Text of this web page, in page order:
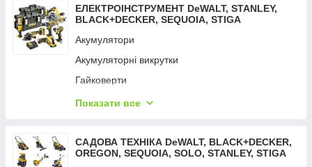
ЕЛЕКТРОІНСТРУМЕНТ DeWALT, STANLEY,
BLACK+DECKER, SEQUOIA, STIGA
Акумулятори
Акумуляторні викрутки
Гайковерти
Дрилі — шурупокрути
Детектори тепла
Зарядні пристрої
Показати все
САДОВА ТЕХНІКА DeWALT, BLACK+DECKER,
OREGON, SEQUOIA, SOLO, STANLEY, STIGA